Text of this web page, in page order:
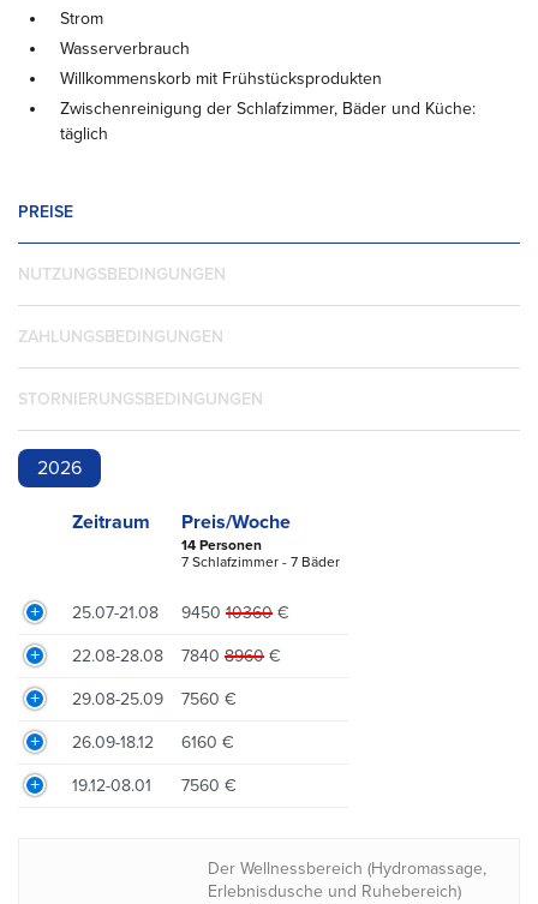
Strom
Wasserverbrauch
Willkommenskorb mit Frühstücksprodukten
Zwischenreinigung der Schlafzimmer, Bäder und Küche:
täglich
PREISE
NUTZUNGSBEDINGUNGEN
ZAHLUNGSBEDINGUNGEN
STORNIERUNGSBEDINGUNGEN
2026
Zeitraum Preis/Woche
14 Personen
7 Schlafzimmer - 7 Bäder
25.07-21.08 945010360 €
22.08-28.08 78408960 €
29.08-25.09 7560 €
26.09-18.12 6160 €
19.12-08.01 7560 €
Der Wellnessbereich (Hydromassage,
Erlebnisdusche und Ruhebereich)